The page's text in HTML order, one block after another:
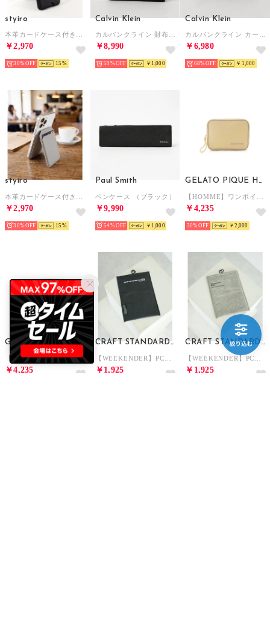
styiro
￥2,970
30% 15
Calvin Klein
￥8,990
59% ￥1,000
Calvin Klein
￥6,980
68% ￥1,000
styiro
￥2,970
30% 15
Paul Smith
ペンケース （ブラック）
￥9,990
54% ￥1,000
GELATO PIQUE HOMME
￥4,235
30% ￥2,000
GELATO PIQUE HOMME
【HOMME】ワンポイント刺繍ポーチ （BLU）
￥4,235
CRAFT STANDARD BOUTIQUE
￥1,925
CRAFT STANDARD BOUTIQUE
￥1,925